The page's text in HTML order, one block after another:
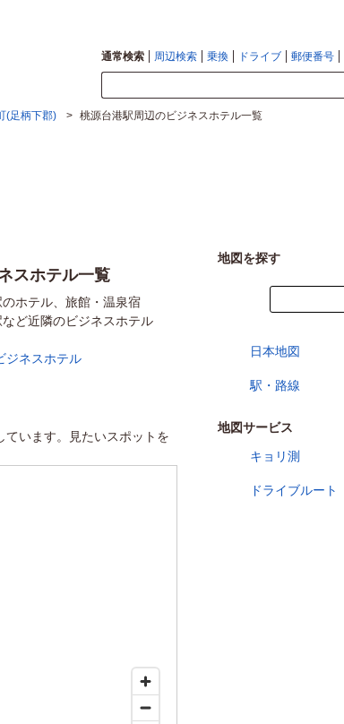
通常検索 周辺検索 乗換 ドライブ 郵便番号
(足柄下郡) > 桃源台港駅周辺のビジネスホテル一覧
スホテル一覧
ホテル、旅館・温泉宿
ど近隣のビジネスホテル
ジネスホテル
います。見たいスポットを
地図を探す
日本地図
駅・路線
地図サービス
キョリ測
ドライブルート